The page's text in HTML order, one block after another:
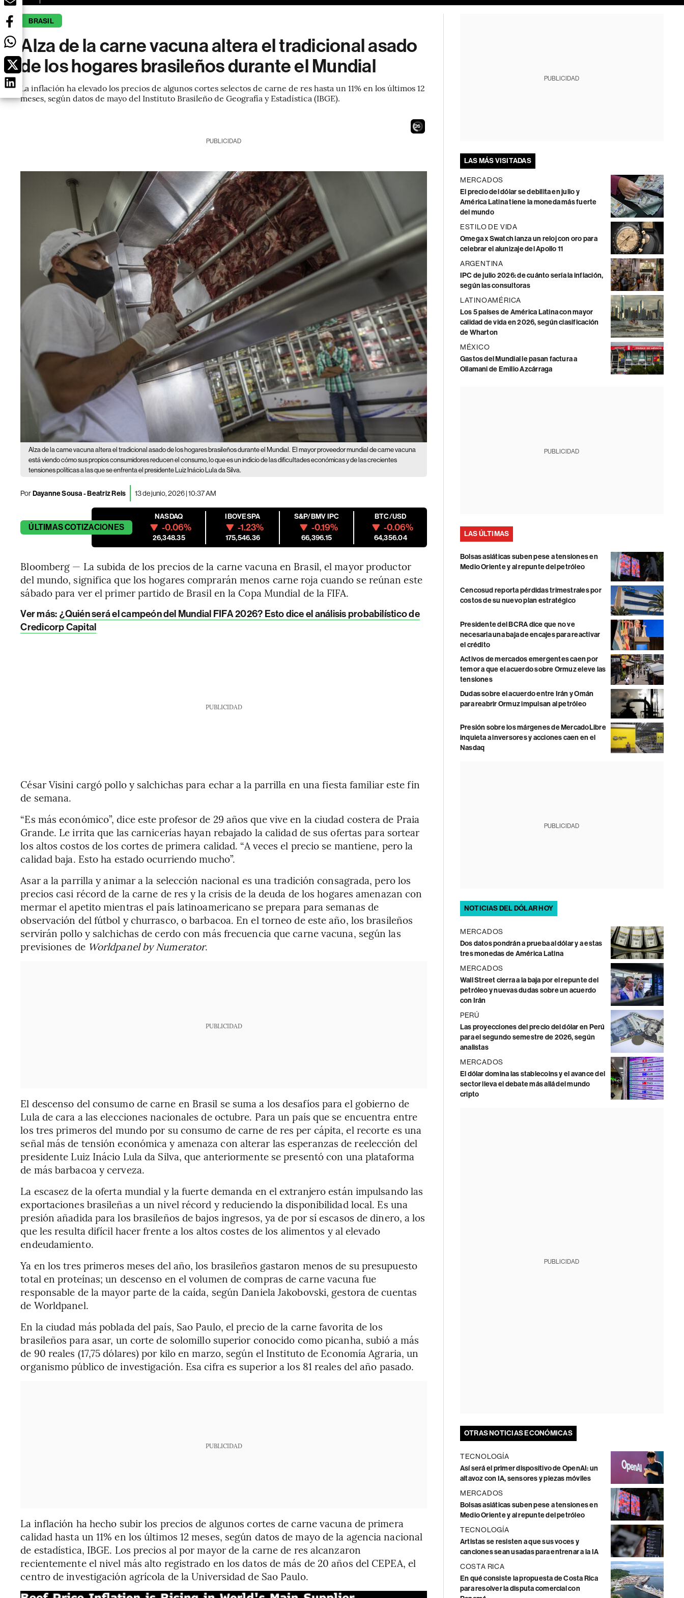
BRASIL
Alza de la carne vacuna altera el tradicional asado
de los hogares brasileños durante el Mundial
La inflación ha elevado los precios de algunos cortes selectos de carne de res hasta un 11% en los últimos 12
meses, según datos de mayo del Instituto Brasileño de Geografía y Estadística (IBGE).
24
PUBLICIDAD
Alza de la carne vacuna altera el tradicional asado de los hogares brasileños durante el Mundial. El mayor proveedor mundial de carne vacuna
está viendo cómo sus propios consumidores reducen el consumo, lo que es un indicio de las dificultades económicas y de las crecientes
tensiones políticas a las que se enfrenta el presidente Luiz Inácio Lula da Silva.
PorDayanne Sousa - Beatriz Reis 13 de junio, 2026 | 10:37 AM
ÚLTIMASCOTIZACIONES
NASDAQ
-0.06%
26,348.35
IBOVESPA
-1.23%
175,546.36
S&P/BMV IPC
-0.19%
66,396.15
BTC/USD
-0.06%
64,356.04
Bloomberg — La subida de los precios de la carne vacuna en Brasil, el mayor productor
del mundo, significa que los hogares comprarán menos carne roja cuando se reúnan este
sábado para ver el primer partido de Brasil en la Copa Mundial de la FIFA.
Ver más: ¿Quién será el campeón del Mundial FIFA 2026? Esto dice el análisis probabilístico de
Credicorp Capital
PUBLICIDAD
César Visini cargó pollo y salchichas para echar a la parrilla en una fiesta familiar este fin
de semana.
“Es más económico”, dice este profesor de 29 años que vive en la ciudad costera de Praia
Grande. Le irrita que las carnicerías hayan rebajado la calidad de sus ofertas para sortear
los altos costos de los cortes de primera calidad. “A veces el precio se mantiene, pero la
calidad baja. Esto ha estado ocurriendo mucho”.
Asar a la parrilla y animar a la selección nacional es una tradición consagrada, pero los
precios casi récord de la carne de res y la crisis de la deuda de los hogares amenazan con
mermar el apetito mientras el país latinoamericano se prepara para semanas de
observación del fútbol y churrasco, o barbacoa. En el torneo de este año, los brasileños
servirán pollo y salchichas de cerdo con más frecuencia que carne vacuna, según las
previsiones de Worldpanel by Numerator.
PUBLICIDAD
El descenso del consumo de carne en Brasil se suma a los desafíos para el gobierno de
Lula de cara a las elecciones nacionales de octubre. Para un país que se encuentra entre
los tres primeros del mundo por su consumo de carne de res per cápita, el recorte es una
señal más de tensión económica y amenaza con alterar las esperanzas de reelección del
presidente Luiz Inácio Lula da Silva, que anteriormente se presentó con una plataforma
de más barbacoa y cerveza.
La escasez de la oferta mundial y la fuerte demanda en el extranjero están impulsando las
exportaciones brasileñas a un nivel récord y reduciendo la disponibilidad local. Es una
presión añadida para los brasileños de bajos ingresos, ya de por sí escasos de dinero, a los
que les resulta difícil hacer frente a los altos costes de los alimentos y al elevado
endeudamiento.
Ya en los tres primeros meses del año, los brasileños gastaron menos de su presupuesto
total en proteínas; un descenso en el volumen de compras de carne vacuna fue
responsable de la mayor parte de la caída, según Daniela Jakobovski, gestora de cuentas
de Worldpanel.
En la ciudad más poblada del país, Sao Paulo, el precio de la carne favorita de los
brasileños para asar, un corte de solomillo superior conocido como picanha, subió a más
de 90 reales (17,75 dólares) por kilo en marzo, según el Instituto de Economía Agraria, un
organismo público de investigación. Esa cifra es superior a los 81 reales del año pasado.
PUBLICIDAD
La inflación ha hecho subir los precios de algunos cortes de carne vacuna de primera
calidad hasta un 11% en los últimos 12 meses, según datos de mayo de la agencia nacional
de estadística, IBGE. Los precios al por mayor de la carne de res alcanzaron
recientemente el nivel más alto registrado en los datos de más de 20 años del CEPEA, el
centro de investigación agrícola de la Universidad de Sao Paulo.
PUBLICIDAD
LAS MÁS VISITADAS
MERCADOS
El precio del dólar se debilita en julio y
América Latina tiene la moneda más fuerte
del mundo
ESTILO DE VIDA
Omega x Swatch lanza un reloj con oro para
celebrar el alunizaje del Apollo 11
ARGENTINA
IPC de julio 2026: de cuánto sería la inflación,
según las consultoras
LATINOAMÉRICA
Los 5 países de América Latina con mayor
calidad de vida en 2026, según clasificación
de Wharton
MÉXICO
Gastos del Mundial le pasan factura a
Ollamani de Emilio Azcárraga
PUBLICIDAD
LAS ÚLTIMAS
Bolsas asiáticas suben pese a tensiones en
Medio Oriente y al repunte del petróleo
Cencosud reporta pérdidas trimestrales por
costos de su nuevo plan estratégico
Presidente del BCRA dice que no ve
necesaria una baja de encajes para reactivar
el crédito
Activos de mercados emergentes caen por
temor a que el acuerdo sobre Ormuz eleve las
tensiones
Dudas sobre el acuerdo entre Irán y Omán
para reabrir Ormuz impulsan al petróleo
Presión sobre los márgenes de MercadoLibre
inquieta a inversores y acciones caen en el
Nasdaq
PUBLICIDAD
NOTICIAS DEL DÓLAR HOY
MERCADOS
Dos datos pondrán a prueba al dólar y a estas
tres monedas de América Latina
MERCADOS
Wall Street cierra a la baja por el repunte del
petróleo y nuevas dudas sobre un acuerdo
con Irán
PERÚ
Las proyecciones del precio del dólar en Perú
para el segundo semestre de 2026, según
analistas
MERCADOS
El dólar domina las stablecoins y el avance del
sector lleva el debate más allá del mundo
cripto
PUBLICIDAD
OTRAS NOTICIAS ECONÓMICAS
TECNOLOGÍA
Así será el primer dispositivo de OpenAI: un
altavoz con IA, sensores y piezas móviles
MERCADOS
Bolsas asiáticas suben pese a tensiones en
Medio Oriente y al repunte del petróleo
TECNOLOGÍA
Artistas se resisten a que sus voces y
canciones sean usadas para entrenar a la IA
COSTA RICA
En qué consiste la propuesta de Costa Rica
para resolver la disputa comercial con